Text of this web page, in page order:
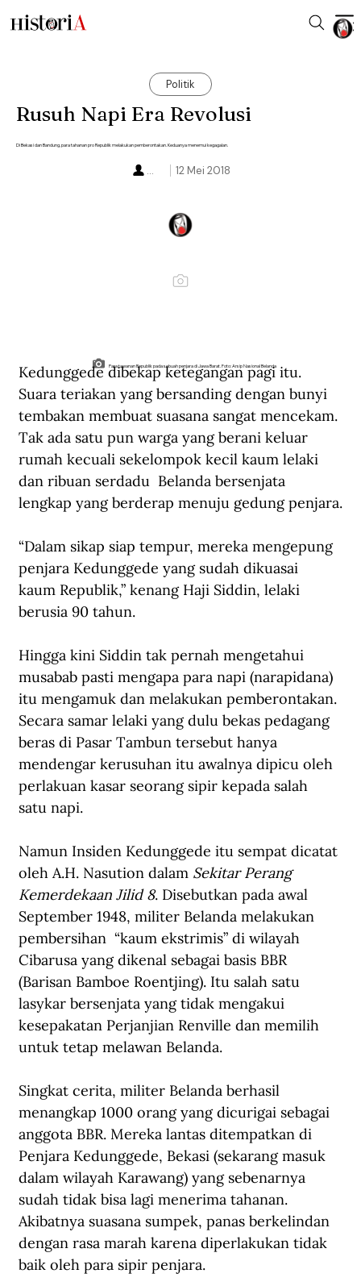
Politik
Rusuh Napi Era Revolusi
Di Bekasi dan Bandung, para tahanan pro Republik melakukan pemberontakan. Keduanya menemui kegagalan.
12 Mei 2018
...
Para tawanan Republik pada sebuah penjara di Jawa Barat. Foto: Arsip Nasional Belanda
Kedunggede dibekap ketegangan pagi itu.
Suara teriakan yang bersanding dengan bunyi
tembakan membuat suasana sangat mencekam.
Tak ada satu pun warga yang berani keluar
rumah kecuali sekelompok kecil kaum lelaki
dan ribuan serdadu  Belanda bersenjata
lengkap yang berderap menuju gedung penjara.
“Dalam sikap siap tempur, mereka mengepung
penjara Kedunggede yang sudah dikuasai
kaum Republik,” kenang Haji Siddin, lelaki
berusia 90 tahun.
Hingga kini Siddin tak pernah mengetahui
musabab pasti mengapa para napi (narapidana)
itu mengamuk dan melakukan pemberontakan.
Secara samar lelaki yang dulu bekas pedagang
beras di Pasar Tambun tersebut hanya
mendengar kerusuhan itu awalnya dipicu oleh
perlakuan kasar seorang sipir kepada salah
satu napi.
Namun Insiden Kedunggede itu sempat dicatat
oleh A.H. Nasution dalam Sekitar Perang
Kemerdekaan Jilid 8. Disebutkan pada awal
September 1948, militer Belanda melakukan
pembersihan  “kaum ekstrimis” di wilayah
Cibarusa yang dikenal sebagai basis BBR
(Barisan Bamboe Roentjing). Itu salah satu
lasykar bersenjata yang tidak mengakui
kesepakatan Perjanjian Renville dan memilih
untuk tetap melawan Belanda.
Singkat cerita, militer Belanda berhasil
menangkap 1000 orang yang dicurigai sebagai
anggota BBR. Mereka lantas ditempatkan di
Penjara Kedunggede, Bekasi (sekarang masuk
dalam wilayah Karawang) yang sebenarnya
sudah tidak bisa lagi menerima tahanan.
Akibatnya suasana sumpek, panas berkelindan
dengan rasa marah karena diperlakukan tidak
baik oleh para sipir penjara.